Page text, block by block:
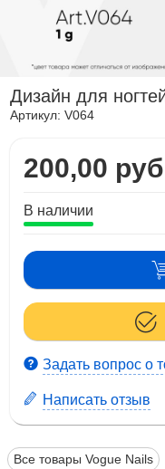
Дизайн для
Артикул:V064
200,00
В наличии
Задать вопрос о
Написать отзыв
Все товары Vogue Nails